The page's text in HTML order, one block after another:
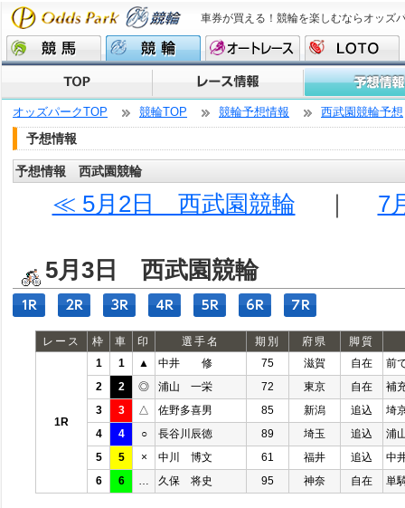
車券が買える！競輪を楽しむならオッズ
オッズパークTOP 競輪TOP 競輪予想情報 西武園競輪予想
予想情報
予想情報 西武園競輪
≪ 5月2日 西武園競輪 ｜ 7
5月3日 西武園競輪
レース 枠 車 印 選手名 期別 府県 脚質
1R
1 1 ▲ 中井 修 75 滋賀 自在
前
2
2 ◎ 浦山 一栄 72 東京 自在
補
3
3 △ 佐野多喜男 85 新潟 追込
埼
4
4 ○ 長谷川辰徳 89 埼玉 追込
浦
5
5 × 中川 博文 61 福井 追込
中
6
6 久保 将史 95 神奈 自在 単